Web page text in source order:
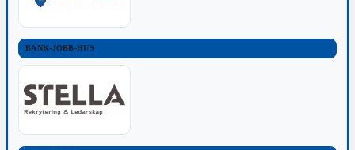
BANK-JOBB-HUS